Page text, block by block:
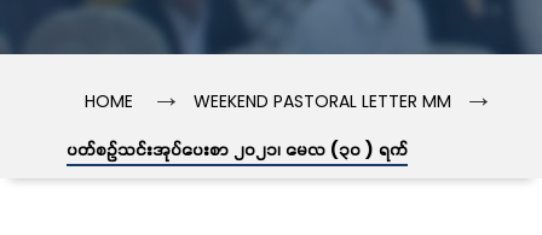
HOME → WEEKEND PASTORAL LETTER MM →
ပတ်စဉ်သင်းအုပ်ပေးစာ ၂၀၂၁၊ မေလ (၃၀ ) ရက်